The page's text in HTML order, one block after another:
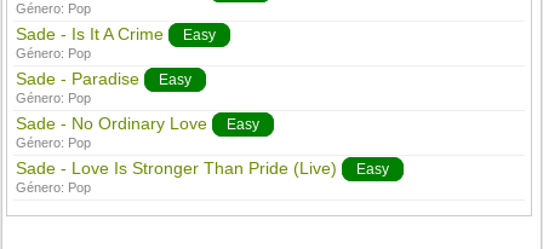
Género: Pop
Sade - Is It A Crime Easy
Género: Pop
Sade - Paradise Easy
Género: Pop
Sade - No Ordinary Love Easy
Género: Pop
Sade - Love Is Stronger Than Pride (Live) Easy
Género: Pop